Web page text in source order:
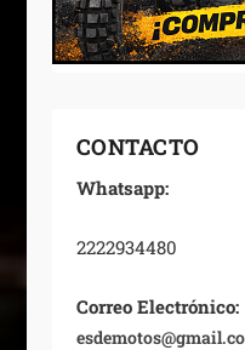
CONTACTO
Whatsapp:
2222934480
Correo Electrónico: